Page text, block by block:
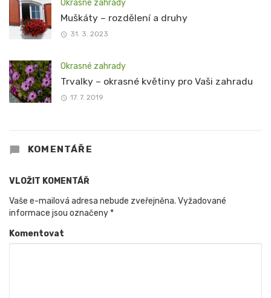
Okrasné zahrady
Muškáty – rozdělení a druhy
31. 3. 2023
Okrasné zahrady
Trvalky – okrasné květiny pro Vaši zahradu
17. 7. 2019
KOMENTÁŘE
VLOŽIT KOMENTÁŘ
Vaše e-mailová adresa nebude zveřejněna. Vyžadované
informace jsou označeny *
Komentovat